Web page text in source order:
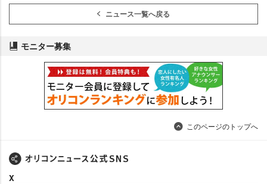
ニュース一覧へ戻る
モニター募集
このページのトップへ
X